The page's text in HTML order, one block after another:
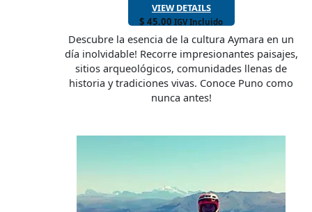
VIEW DETAILS
$ 45.00 IGV Incluido
Descubre la esencia de la cultura Aymara en un
día inolvidable! Recorre impresionantes paisajes,
sitios arqueológicos, comunidades llenas de
historia y tradiciones vivas. Conoce Puno como
nunca antes!